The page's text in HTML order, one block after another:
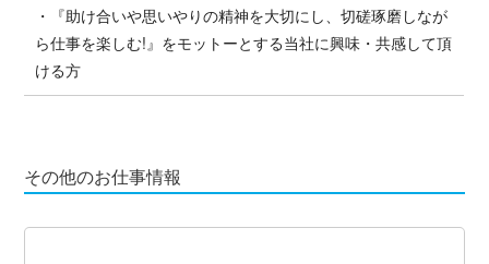
・『助け合いや思いやりの精神を大切にし、切磋琢磨しなが
ら仕事を楽しむ!』をモットーとする当社に興味・共感して頂
ける方
その他のお仕事情報